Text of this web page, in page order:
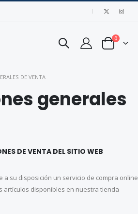
|
Cart
0artículos
DE VENTA
generales
DE VENTA DEL SITIO WEB
a su disposición un servicio de compra online
artículos disponibles en nuestra tienda